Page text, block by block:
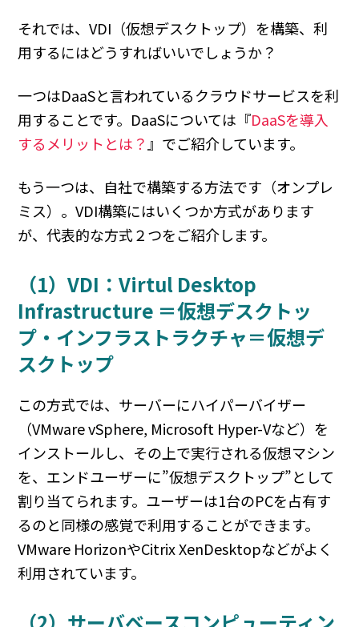
それでは、VDI（仮想デスクトップ）を構築、利
用するにはどうすればいいでしょうか？
一つはDaaSと言われているクラウドサービスを利
用することです。DaaSについては『DaaSを導入
するメリットとは？』でご紹介しています。
もう一つは、自社で構築する方法です（オンプレ
ミス）。VDI構築にはいくつか方式があります
が、代表的な方式２つをご紹介します。
（1）VDI：Virtul Desktop
Infrastructure ＝仮想デスクトッ
プ・インフラストラクチャ＝仮想デ
スクトップ
この方式では、サーバーにハイパーバイザー
（VMware vSphere, Microsoft Hyper-Vなど）を
インストールし、その上で実行される仮想マシン
を、エンドユーザーに”仮想デスクトップ”として
割り当てられます。ユーザーは1台のPCを占有す
るのと同様の感覚で利用することができます。
VMware HorizonやCitrix XenDesktopなどがよく
利用されています。